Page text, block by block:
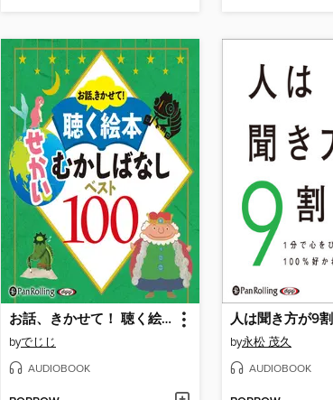
お話、きかせて！ 聴く絵本 せかいむかしばなし ベスト100
byでじじ
AUDIOBOOK
人は聞き方が9割
by永松 茂久
AUDIOBOOK